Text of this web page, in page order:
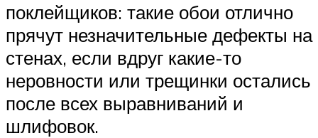
поклейщиков: такие обои отлично
прячут незначительные дефекты на
стенах, если вдруг какие-то
неровности или трещинки остались
после всех выравниваний и
шлифовок.